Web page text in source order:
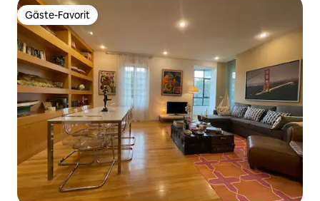
Gäste-Favorit
Gäste-Favorit